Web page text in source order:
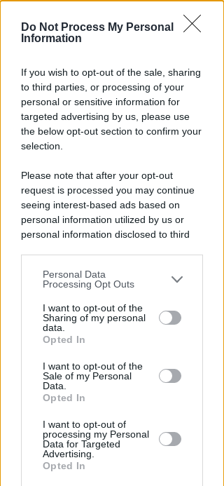
Do Not Process My Personal
Information
If you wish to opt-out of the sale, sharing
to third parties, or processing of your
personal or sensitive information for
targeted advertising by us, please use
the below opt-out section to confirm your
selection.
Please note that after your opt-out
request is processed you may continue
seeing interest-based ads based on
personal information utilized by us or
personal information disclosed to third
You may separately opt-out of the further
disclosure of your personal information
by third parties on the IAB’s list of
downstream participants.
by us to third parties on the IAB’s List of
Downstream Participants that may
further disclose it to other third parties.
Personal Data
Processing Opt Outs
I want to opt-out of the
Sharing of my personal
data.
Opted In
I want to opt-out of the
Sale of my Personal
Data.
Opted In
I want to opt-out of
processing my Personal
Data for Targeted
Advertising.
Opted In
UN 2026 SPARTIACQUE
Un semestre in crescita.
Presente, futuro e "nodi" da
affrontare per l'aeroporto
"SCEMPIO INTOLLERABILE"
Piano Spiaggia. Spina (FdI):
cemento e spese in più per i
concessionari
Redazione